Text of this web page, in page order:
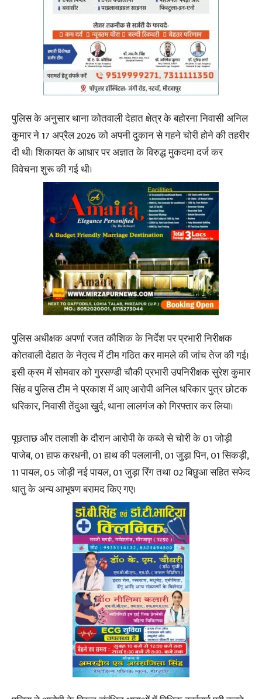
पुलिस के अनुसार थाना कोतवाली देहात क्षेत्र के बहोरना निवासी अनिल
कुमार ने 17 अप्रैल 2026 को अपनी दुकान से गहने चोरी होने की तहरीर
दी थी। शिकायत के आधार पर अज्ञात के विरुद्ध मुकदमा दर्ज कर
विवेचना शुरू की गई थी।
पुलिस अधीक्षक अपर्णा रजत कौशिक के निर्देश पर प्रभारी निरीक्षक
कोतवाली देहात के नेतृत्व में टीम गठित कर मामले की जांच तेज की गई।
इसी क्रम में सोमवार को गुरसण्डी चौकी प्रभारी उपनिरीक्षक सुरेश कुमार
सिंह व पुलिस टीम ने प्रकाश में आए आरोपी अनिल धरिकार पुत्र छोटक
धरिकार, निवासी तेंदुआ खुर्द, थाना लालगंज को गिरफ्तार कर लिया।
पूछताछ और तलाशी के दौरान आरोपी के कब्जे से चोरी के 01 जोड़ी
पाजेब, 01 हाफ करधनी, 01 हाथ की पललानी, 01 जुड़ा पिन, 01 सिकड़ी,
11 पायल, 05 जोड़ी नई पायल, 01 जुड़ा रिंग तथा 02 बिछुआ सहित सफेद
धातु के अन्य आभूषण बरामद किए गए।